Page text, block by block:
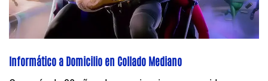
Informático a Domicilio en Collado Mediano